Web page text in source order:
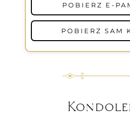
POBIERZ E-
POBIERZ SAM